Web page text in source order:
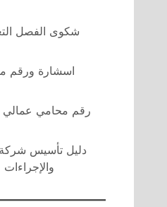
شكوى الفصل
اسشارة ورقم
رقم محامي عمالي
والإجراءات